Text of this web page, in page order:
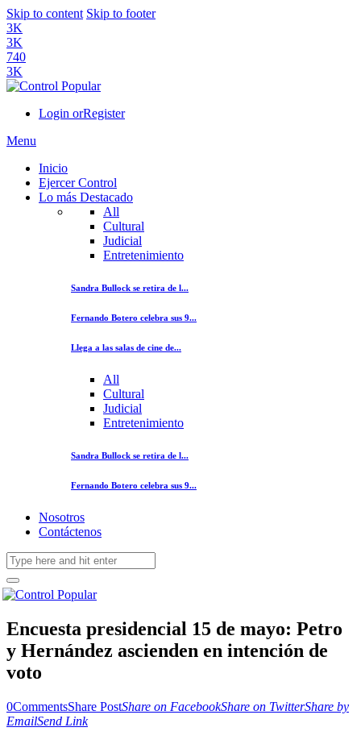
Skip to content Skip to footer
3K
3K
740
3K
Login orRegister
Menu
Inicio
Ejercer Control
Lo más Destacado
All
Cultural
Judicial
Entretenimiento
Sandra Bullock se retira de l...
Fernando Botero celebra sus 9...
Llega a las salas de cine de...
All
Cultural
Judicial
Entretenimiento
Sandra Bullock se retira de l...
Fernando Botero celebra sus 9...
Nosotros
Contáctenos
Encuesta presidencial 15 de mayo: Petro
y Hernández ascienden en intención de
voto
0CommentsShare PostShare on FacebookShare on TwitterShare by
EmailSend Link